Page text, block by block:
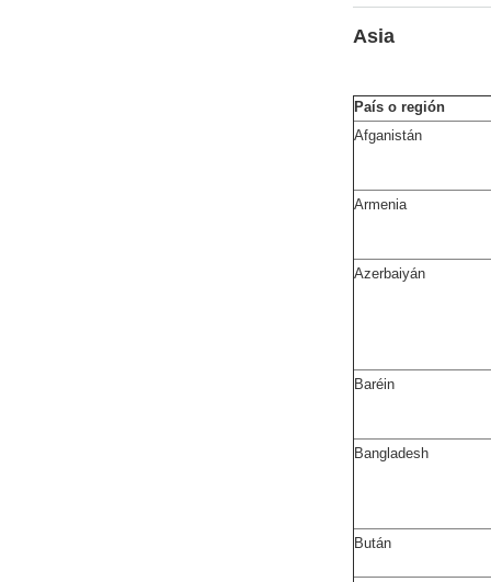
Asia
País o región
Afganistán
Armenia
Azerbaiyán
Baréin
Bangladesh
Bután